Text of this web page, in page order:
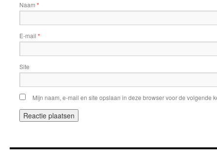
Naam *
E-mail *
Site
Mijn naam, e-mail en site opslaan in deze browser voor de volgende